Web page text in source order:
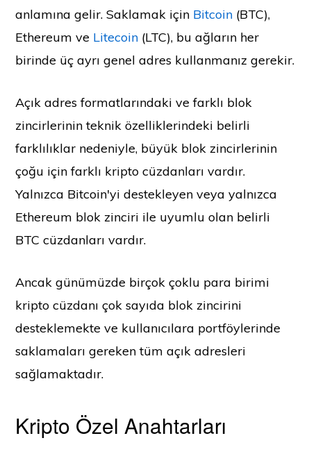
anlamına gelir. Saklamak için Bitcoin (BTC),
Ethereum ve Litecoin (LTC), bu ağların her
birinde üç ayrı genel adres kullanmanız gerekir.
Açık adres formatlarındaki ve farklı blok
zincirlerinin teknik özelliklerindeki belirli
farklılıklar nedeniyle, büyük blok zincirlerinin
çoğu için farklı kripto cüzdanları vardır.
Yalnızca Bitcoin'yi destekleyen veya yalnızca
Ethereum blok zinciri ile uyumlu olan belirli
BTC cüzdanları vardır.
Ancak günümüzde birçok çoklu para birimi
kripto cüzdanı çok sayıda blok zincirini
desteklemekte ve kullanıcılara portföylerinde
saklamaları gereken tüm açık adresleri
sağlamaktadır.
Kripto Özel Anahtarları